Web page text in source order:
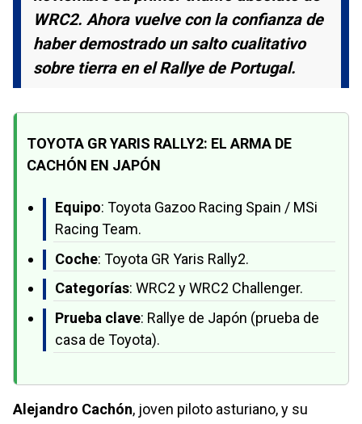
WRC2. Ahora vuelve con la confianza de
haber demostrado un salto cualitativo
sobre tierra en el Rallye de Portugal.
TOYOTA GR YARIS RALLY2: EL ARMA DE
CACHÓN EN JAPÓN
Equipo: Toyota Gazoo Racing Spain / MSi
Racing Team.
Coche: Toyota GR Yaris Rally2.
Categorías: WRC2 y WRC2 Challenger.
Prueba clave: Rallye de Japón (prueba de
casa de Toyota).
Alejandro Cachón, joven piloto asturiano, y su